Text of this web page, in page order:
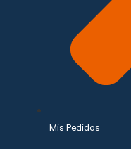
Mis Pedidos